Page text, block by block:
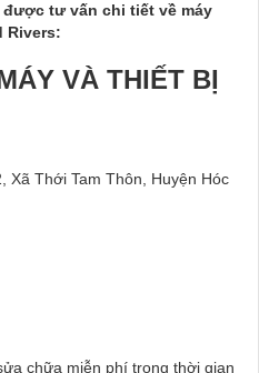
tư vấn chi tiết về máy
Rivers:
VÀ THIẾT BỊ
Xã Thới Tam Thôn, Huyện Hóc
chữa miễn phí trong thời gian